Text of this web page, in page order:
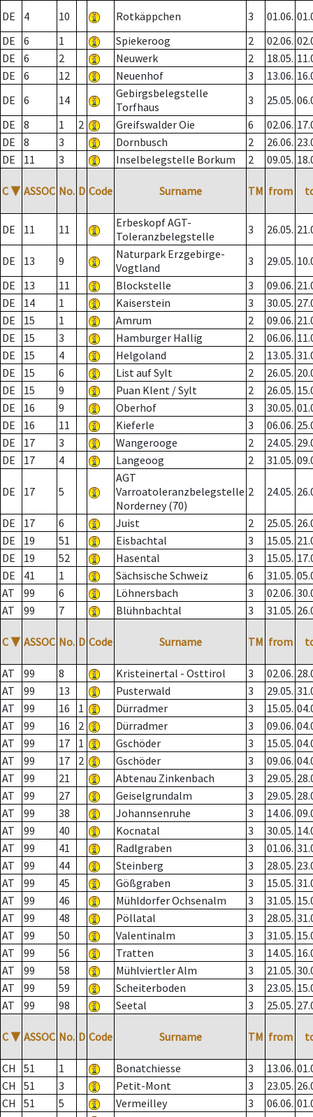
DE
4 10 Rotkäppchen 3 01.06.
DE
6 1 Spiekeroog 2 02.06.
DE
6 2 Neuwerk 2 18.05.
DE
6 12 Neuenhof 3 13.06.
DE
6 14
Gebirgsbelegstelle
Torfhaus
3 25.05.
DE
8 1 2 Greifswalder Oie 6 02.06.
DE
8 3 Dornbusch 2 26.06.
DE
11 3 Inselbelegstelle Borkum 2 09.05.
C ▼ ASSOC No. D Code Surname TM from
DE 11 11
Erbeskopf AGT-
Toleranzbelegstelle
3 26.05.
DE 13 9
Naturpark Erzgebirge-
Vogtland
3 29.05.
DE
13 11 Blockstelle 3 09.06.
DE
14 1 Kaiserstein 3 30.05.
DE
15 1 Amrum 2 09.06.
DE
15 3 Hamburger Hallig 2 06.06.
DE
15 4 Helgoland 2 13.05.
DE
15 6 List auf Sylt 2 26.05.
DE
15 9 Puan Klent / Sylt 2 26.05.
DE
16 9 Oberhof 3 30.05.
DE
16 11 Kieferle 3 06.06.
DE
17 3 Wangerooge 2 24.05.
DE
17 4 Langeoog 2 31.05.
DE 17 5
AGT
Varroatoleranzbelegstelle
Norderney (70)
2 24.05.
DE 17 6 Juist 2 25.05.
DE
19 51 Eisbachtal 3 15.05.
DE
19 52 Hasental 3 15.05.
DE
41 1 Sächsische Schweiz 6 31.05.
AT
99 6 Löhnersbach 3 02.06.
AT
99 7 Blühnbachtal 3 31.05.
C ▼ ASSOC No. D Code Surname TM from
AT 99 8 Kristeinertal - Osttirol 3 02.06.
AT
99 13 Pusterwald 3 29.05.
AT
99 16 1 Dürradmer 3 15.05.
AT
99 16 2 Dürradmer 3 09.06.
AT
99 17 1 Gschöder 3 15.05.
AT
99 17 2 Gschöder 3 09.06.
AT
99 21 Abtenau Zinkenbach 3 29.05.
AT
99 27 Geiselgrundalm 3 29.05.
AT
99 38 Johannsenruhe 3 14.06.
AT
99 40 Kocnatal 3 30.05.
AT
99 41 Radlgraben 3 01.06.
AT
99 44 Steinberg 3 28.05.
AT
99 45 Gößgraben 3 15.05.
AT
99 46 Mühldorfer Ochsenalm 3 31.05.
AT
99 48 Pöllatal 3 28.05.
AT
99 50 Valentinalm 3 31.05.
AT
99 56 Tratten 3 14.05.
AT
99 58 Mühlviertler Alm 3 21.05.
AT
99 59 Scheiterboden 3 23.05.
AT
99 98 Seetal 3 25.05.
C ▼ ASSOC No. D Code Surname TM from
CH 51 1 Bonatchiesse 3 13.06.
CH
51 3 Petit-Mont 3 23.05.
CH
51 5 Vermeilley 3 06.06.